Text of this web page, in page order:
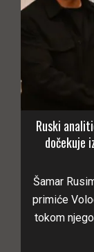
Ruski
dočekuje
Šamar
primiće
tokom